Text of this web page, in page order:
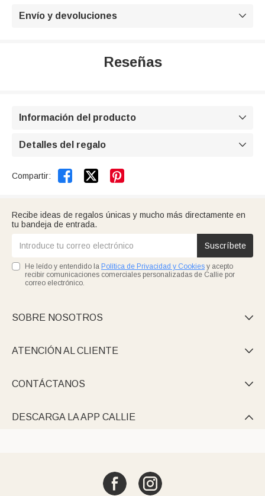
Envío y devoluciones 
Reseñas
Información del producto 
Detalles del regalo 
Compartir:  
Recibe ideas de regalos únicas y mucho más directamente en
tu bandeja de entrada.
Suscríbete
He leído y entendido la Política de Privacidad y Cookies y acepto
recibir comunicaciones comerciales personalizadas de Callie por
correo electrónico.
SOBRE NOSOTROS 
ATENCIÓN AL CLIENTE 
CONTÁCTANOS 
DESCARGA LA APP CALLIE 